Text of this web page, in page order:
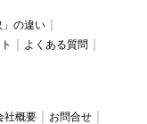
」の違い
よくある質問
社概要
お問合せ